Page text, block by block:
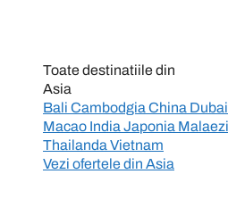
Toate destinatiile din
Asia
Bali Cambodgia China Dubai
Macao India Japonia
Thailanda Vietnam
Vezi ofertele din Asia